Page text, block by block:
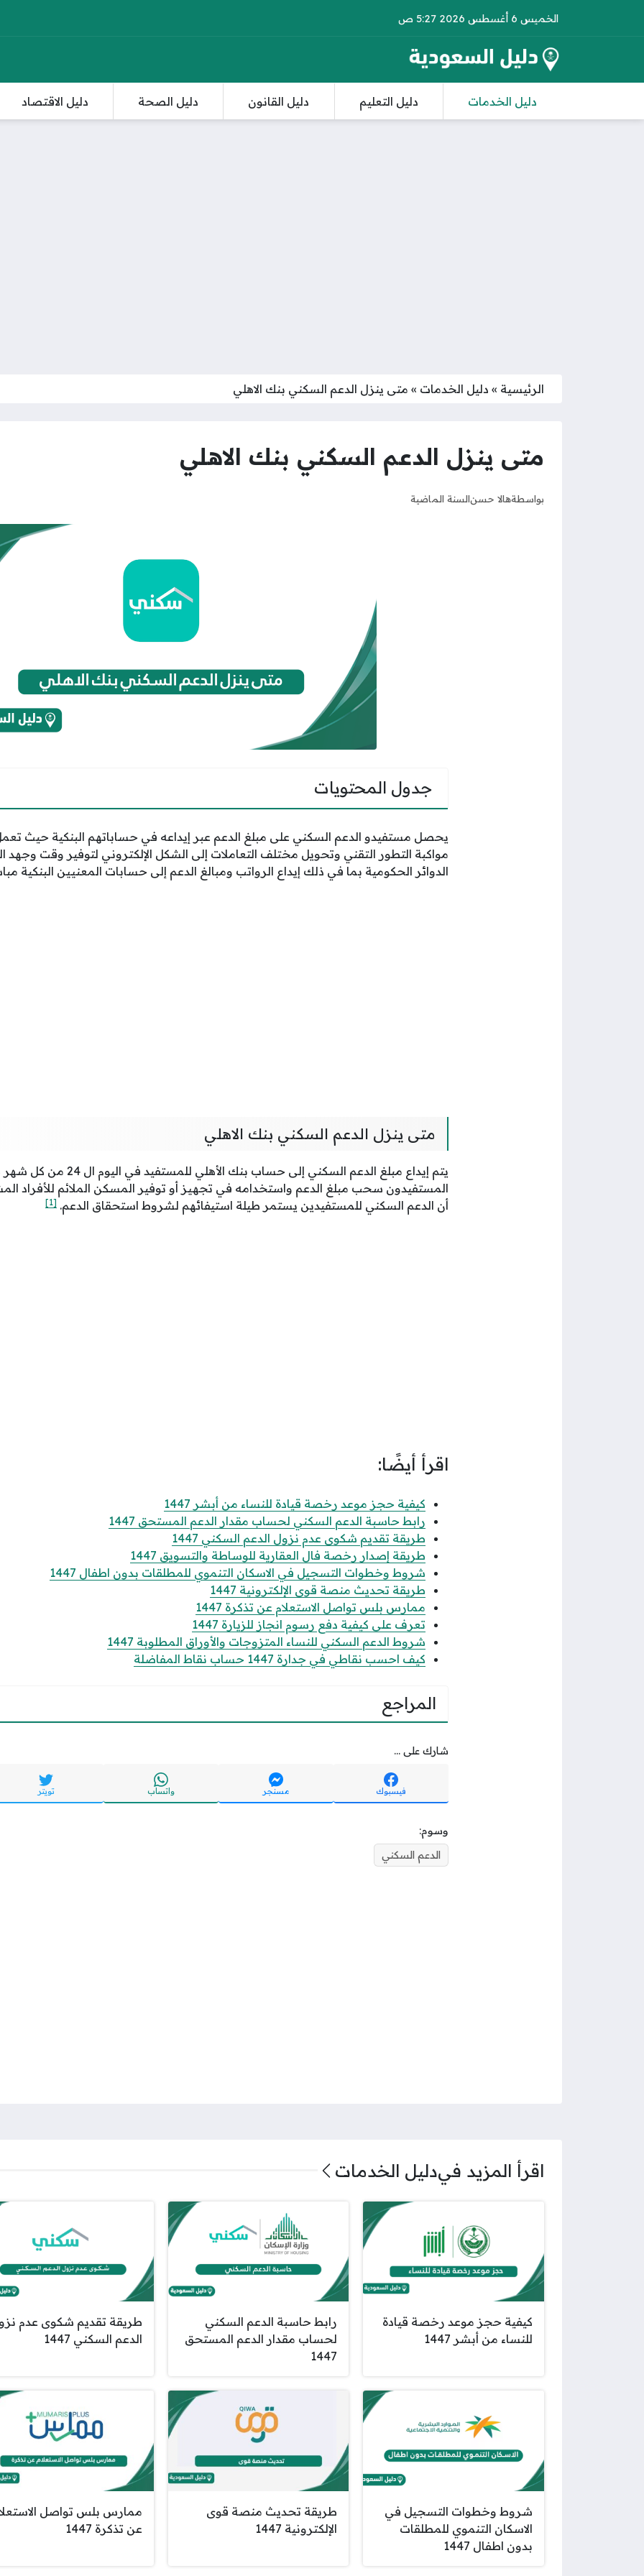
الخميس 6 أغسطس 2026 5:27 ص
دليل الخدمات دليل التعليم دليل القانون دليل الصحة دليل الاقتصاد
الرئيسية » دليل الخدمات » متى ينزل الدعم السكني بنك الاهلي
متى ينزل الدعم السكني بنك الاهلي
بواسطةهالا حسنالسنة الماضية
جدول المحتويات
يحصل مستفيدو الدعم السكني على مبلغ الدعم عبر إيداعه في حساباتهم البنكية حيث
مواكبة التطور التقني وتحويل مختلف التعاملات إلى الشكل الإلكتروني لتوفير وقت وجهد
الدوائر الحكومية بما في ذلك إيداع الرواتب ومبالغ الدعم إلى حسابات المعنيين البنكية
متى ينزل الدعم السكني بنك الاهلي
يتم إيداع مبلغ الدعم السكني إلى
المستفيدون سحب مبلغ الدعم واستخدامه في تجهيز أو توفير المسكن الملائم للأفراد
أن الدعم السكني للمستفيدين يستمر طيلة استيفائهم لشروط استحقاق الدعم. [1]
اقرأ أيضًا:
كيفية حجز موعد رخصة قيادة للنساء من أبشر 1447
رابط حاسبة الدعم السكني لحساب مقدار الدعم المستحق 1447
طريقة تقديم شكوى عدم نزول الدعم السكني 1447
طريقة إصدار رخصة فال العقارية للوساطة والتسويق 1447
شروط وخطوات التسجيل في الاسكان التنموي للمطلقات بدون اطفال 1447
طريقة تحديث منصة قوى الإلكترونية 1447
ممارس بلس تواصل الاستعلام عن تذكرة 1447
تعرف على كيفية دفع رسوم انجاز للزيارة 1447
شروط الدعم السكني للنساء المتزوجات والأوراق المطلوبة 1447
كيف احسب نقاطي في جدارة 1447 حساب نقاط المفاضلة
المراجع
شارك على ...
فيسبوك مسنجر واتساب تويتر
وسوم:
الدعم السكني
اقرأ المزيد فيدليل الخدمات
كيفية حجز موعد رخصة قيادة
للنساء من أبشر 1447
رابط حاسبة الدعم السكني
لحساب مقدار الدعم المستحق
1447
طريقة تقديم شكوى عدم
الدعم السكني 1447
شروط وخطوات التسجيل في
الاسكان التنموي للمطلقات
بدون اطفال 1447
طريقة تحديث منصة قوى
الإلكترونية 1447
ممارس بلس تواصل
عن تذكرة 1447